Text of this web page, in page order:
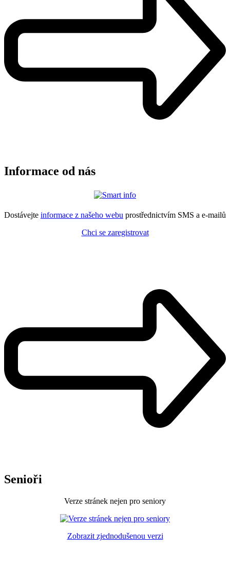
Informace od nás
Dostávejte informace z našeho webu prostřednictvím SMS a e-mailů
Chci se zaregistrovat
Senioři
Verze stránek nejen pro seniory
Zobrazit zjednodušenou verzi